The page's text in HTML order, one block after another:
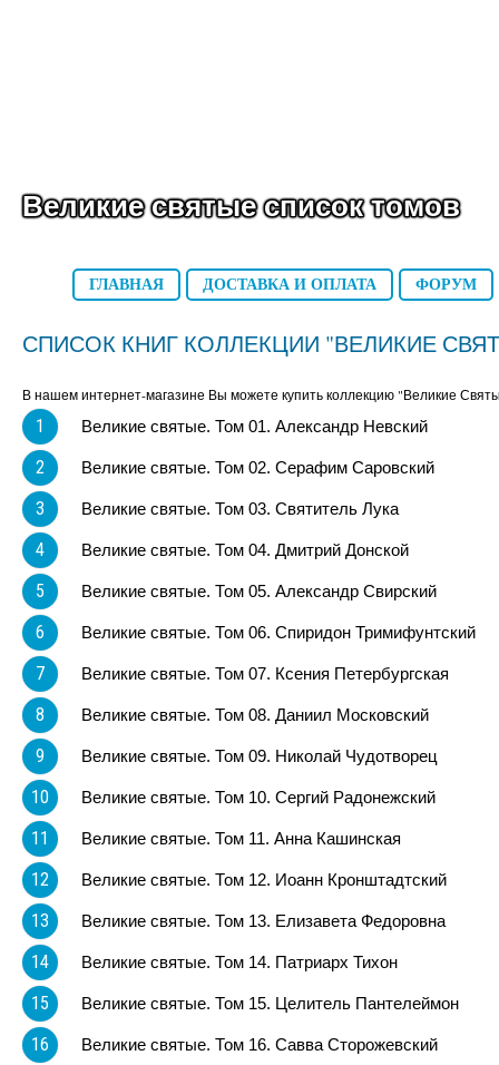
Великие святые список томов
ГЛАВНАЯ ДОСТАВКА И ОПЛАТА ФОРУМ
СПИСОК КНИГ КОЛЛЕКЦИИ "ВЕЛИКИЕ
В нашем интернет-магазине Вы можете купить коллекцию "Великие
1 Великие святые. Том 01. Александр Невский
2 Великие святые. Том 02. Серафим Саровский
3 Великие святые. Том 03. Святитель Лука
4 Великие святые. Том 04. Дмитрий Донской
5 Великие святые. Том 05. Александр Свирский
6 Великие святые. Том 06. Спиридон Тримифунтский
7 Великие святые. Том 07. Ксения Петербургская
8 Великие святые. Том 08. Даниил Московский
9 Великие святые. Том 09. Николай Чудотворец
10 Великие святые. Том 10. Сергий Радонежский
11 Великие святые. Том 11. Анна Кашинская
12 Великие святые. Том 12. Иоанн Кронштадтский
13 Великие святые. Том 13. Елизавета Федоровна
14 Великие святые. Том 14. Патриарх Тихон
15 Великие святые. Том 15. Целитель Пантелеймон
16 Великие святые. Том 16. Савва Сторожевский